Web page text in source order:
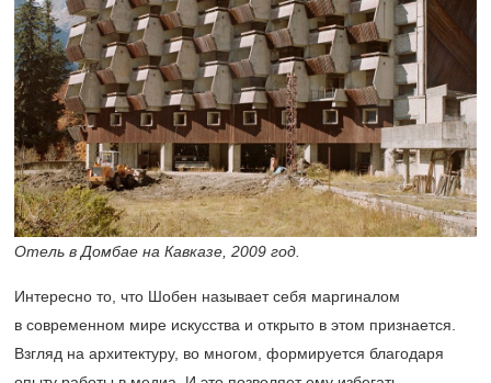
Отель в Домбае на Кавказе, 2009 год.
Интересно то, что Шобен называет себя маргиналом
в современном мире искусства и открыто в этом признается.
Взгляд на архитектуру, во многом, формируется благодаря